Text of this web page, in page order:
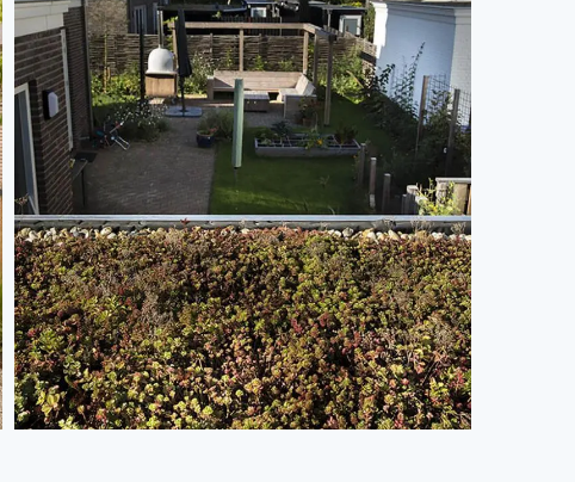
Een tuin vol mooie vlinders en bijen
Natuurlijke tuin bij een nieuwbouwwoning in Odijk Een tuin
vol mooie vlinders en bijen In deze nieuwbouwwoning in
Odijk wonen echte buitenmensen. Ze vroegen ons een tuin
te creëren die veel ruimte bood voor groen. Een natuurlijke
tuin met een goede biodiversiteit. En dat laten we ons
natuurlijk geen twee keer zeggen. De wijk is […]
Bekijk bericht